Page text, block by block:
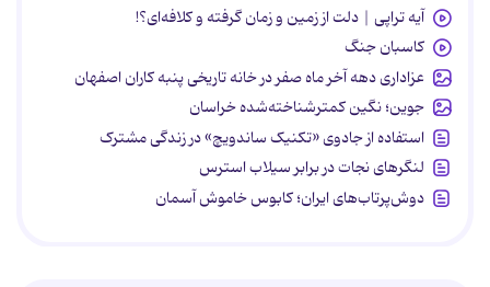
آیه تراپی | دلت از زمین و زمان گرفته و کلافه‌ای؟!
کاسبان جنگ
عزاداری دهه آخر ماه صفر در خانه تاریخی پنبه کاران اصفهان
جوین؛ نگین کمترشناخته‌شده خراسان
استفاده از جادوی «تکنیک ساندویچ» در زندگی مشترک
لنگرهای نجات در برابر سیلاب استرس
دوش‌پرتاب‌های ایران؛ کابوس خاموش آسمان